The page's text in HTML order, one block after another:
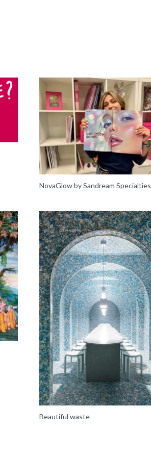
NovaGlow by Sandream Specialties
Beautiful waste